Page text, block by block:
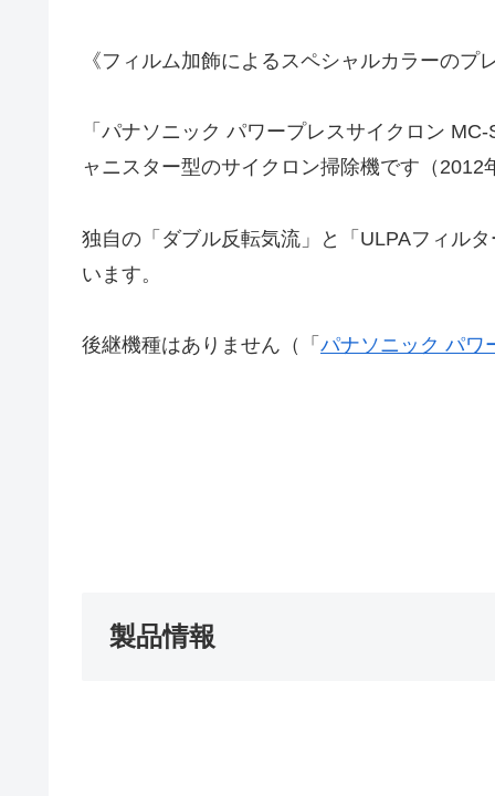
《フィルム加飾によるスペシャルカラーのプ
「パナソニック パワープレスサイクロン
ャニスター型のサイクロン掃除機です（2012
独自の「ダブル反転気流」と「ULPAフィル
います。
後継機種はありません（「 パナソニック パワ
製品情報